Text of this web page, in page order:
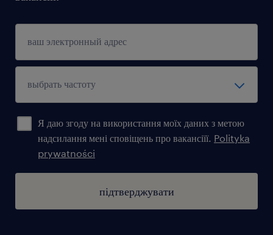
Я даю згоду на використання моїх даних з метою
надсилання мені сповіщень про вакансіїї. Polityka
prywatności
підтверджувати